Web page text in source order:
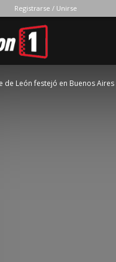
Registrarse / Unirse
Position
de León festejó en Buenos Aires